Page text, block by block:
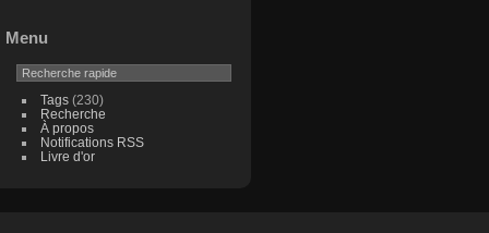
Menu
Tags(230)
Recherche
À propos
Notifications RSS
Livre d'or